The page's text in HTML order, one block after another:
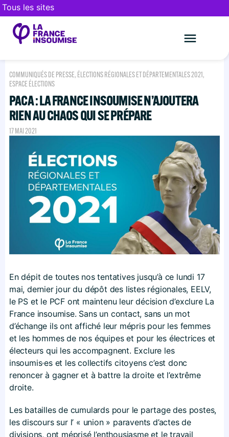
Tous les sites
COMMUNIQUÉS DE PRESSE, ÉLECTIONS RÉGIONALES ET DÉPARTEMENTALES 2021,
ESPACE ÉLECTIONS
PACA : LA FRANCE INSOUMISE N’AJOUTERA
RIEN AU CHAOS QUI SE PRÉPARE
17 MAI 2021
En dépit de toutes nos tentatives jusqu’à ce lundi 17
mai, dernier jour du dépôt des listes régionales, EELV,
le PS et le PCF ont maintenu leur décision d’exclure La
France insoumise. Sans un contact, sans un mot
d’échange ils ont affiché leur mépris pour les femmes
et les hommes de nos équipes et pour les électrices et
électeurs qui les accompagnent. Exclure les
insoumis·es et les collectifs citoyens c’est donc
renoncer à gagner et à battre la droite et l’extrême
droite.
Les batailles de cumulards pour le partage des postes,
les discours sur l’ « union » paravents d’actes de
divisions, ont méprisé l’enthousiasme et le travail